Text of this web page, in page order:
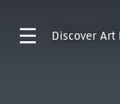
Discover Art